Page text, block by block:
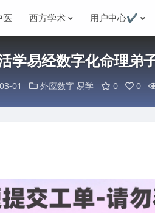
医 西方学术 用户中心✔️
学易经数字化命理弟
01 外应数字 易学 0 0